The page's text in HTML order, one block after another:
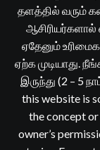
தளத்தில் வரும்
ஆசிரியர்களால்
ஏதேனும்
ஏற்க முடியாது.
இருந்து (2 – 5
this website is
the concept
owner’s